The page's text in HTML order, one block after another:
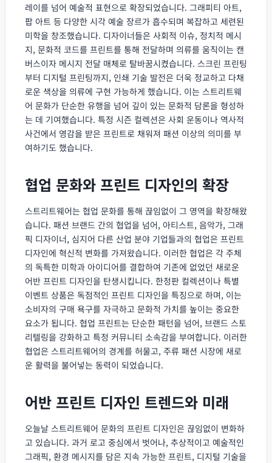
레이를 넘어 예술적 표현으로 확장되었습니다. 그래피티 아트,
팝 아트 등 다양한 시각 예술 장르가 흡수되며 복잡하고 세련된
미학을 창조했습니다. 디자이너들은 사회적 이슈, 정치적 메시
지, 문화적 코드를 프린트를 통해 전달하며 의류를 움직이는 캔
버스이자 메시지 전달 매체로 탈바꿈시켰습니다. 스크린 프린팅
부터 디지털 프린팅까지, 인쇄 기술 발전은 더욱 정교하고 다채
로운 색상을 의류에 구현 가능하게 했습니다. 이는 스트리트웨
어 문화가 단순한 유행을 넘어 깊이 있는 문화적 담론을 형성하
는 데 기여했습니다. 특정 시즌 컬렉션은 사회 운동이나 역사적
사건에서 영감을 받은 프린트로 채워져 패션 이상의 의미를 부
여하기도 했습니다.
협업 문화와 프린트 디자인의 확장
스트리트웨어는 협업 문화를 통해 끊임없이 그 영역을 확장해왔
습니다. 패션 브랜드 간의 협업을 넘어, 아티스트, 음악가, 그래
픽 디자이너, 심지어 다른 산업 분야 기업들과의 협업은 프린트
디자인에 혁신적 변화를 가져왔습니다. 이러한 협업은 각 주체
의 독특한 미학과 아이디어를 결합하여 기존에 없었던 새로운
어반 프린트 디자인을 탄생시킵니다. 한정판 컬렉션이나 특별
이벤트 상품은 독점적인 프린트 디자인을 특징으로 하며, 이는
소비자의 구매 욕구를 자극하고 문화적 가치를 높이는 중요한
요소가 됩니다. 협업 프린트는 단순한 패턴을 넘어, 브랜드 스토
리텔링을 강화하고 특정 커뮤니티 소속감을 부여합니다. 이러한
협업은 스트리트웨어의 경계를 허물고, 주류 패션 시장에 새로
운 활력을 불어넣는 동력이 되었습니다.
어반 프린트 디자인 트렌드와 미래
오늘날 스트리트웨어 문화의 프린트 디자인은 끊임없이 변화하
고 있습니다. 과거 로고 중심에서 벗어나, 추상적이고 예술적인
그래픽, 환경 메시지를 담은 지속 가능한 프린트, 디지털 기술을